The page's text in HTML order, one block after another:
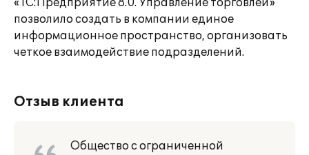
«1С:Предприятие 8.0. Управление торговлей»
позволило создать в компании единое
информационное пространство, организовать
четкое взаимодействие подразделений.
Отзыв клиента
Общество с ограниченной